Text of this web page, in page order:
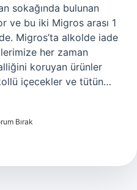
sokağında bulunan
ve bu iki Migros arası 1
Migros’ta alkolde iade
her zaman
koruyan ürünler
içecekler ve tütün…
Bırak